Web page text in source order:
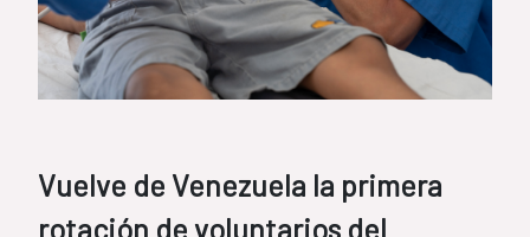
Vuelve de Venezuela la primera
rotación de voluntarios del